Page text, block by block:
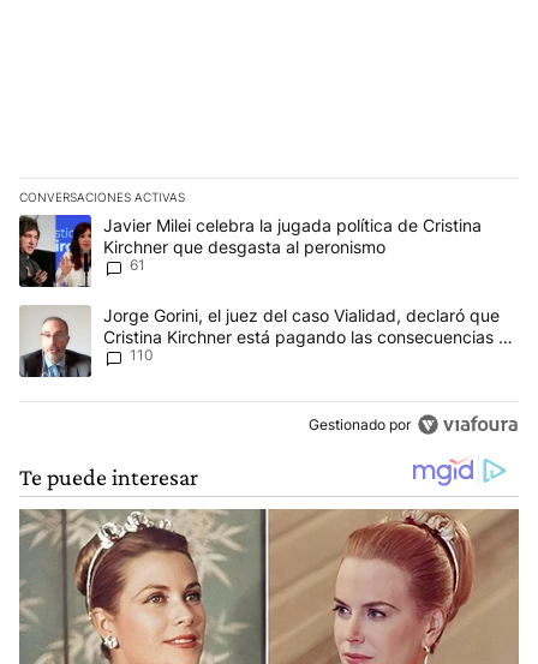
CONVERSACIONES ACTIVAS
Este listado muestra los artículos con más comentarios en los
Un artículo de tendencia con el título "Javier Milei celebra la
Javier Milei celebra la jugada política de Cristina
Kirchner que desgasta al peronismo
61
Un artículo de tendencia con el título "Jorge Gorini, el juez del
Jorge Gorini, el juez del caso Vialidad, declaró que
Cristina Kirchner está pagando las consecuencias de
cometer "un delito comprobado"
110
Gestionado por